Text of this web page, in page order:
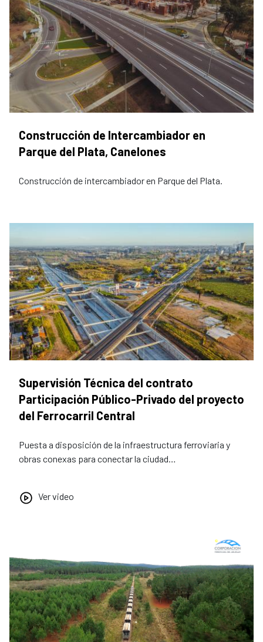
Construcción de Intercambiador en
Parque del Plata, Canelones
Construcción de intercambiador en Parque del Plata.
Supervisión Técnica del contrato
Participación Público-Privado del proyecto
del Ferrocarril Central
Puesta a disposición de la infraestructura ferroviaria y
obras conexas para conectar la ciudad…
Ver video